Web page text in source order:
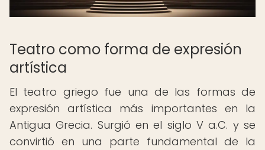
Teatro como forma de expresión
artística
El teatro griego fue una de las formas de
expresión artística más importantes en la
Antigua Grecia. Surgió en el siglo V a.C. y se
convirtió en una parte fundamental de la